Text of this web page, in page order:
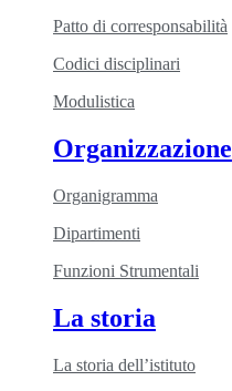
Patto di corresponsabilità
Codici disciplinari
Modulistica
Organizzazione
Organigramma
Dipartimenti
Funzioni Strumentali
La storia
La storia dell’istituto